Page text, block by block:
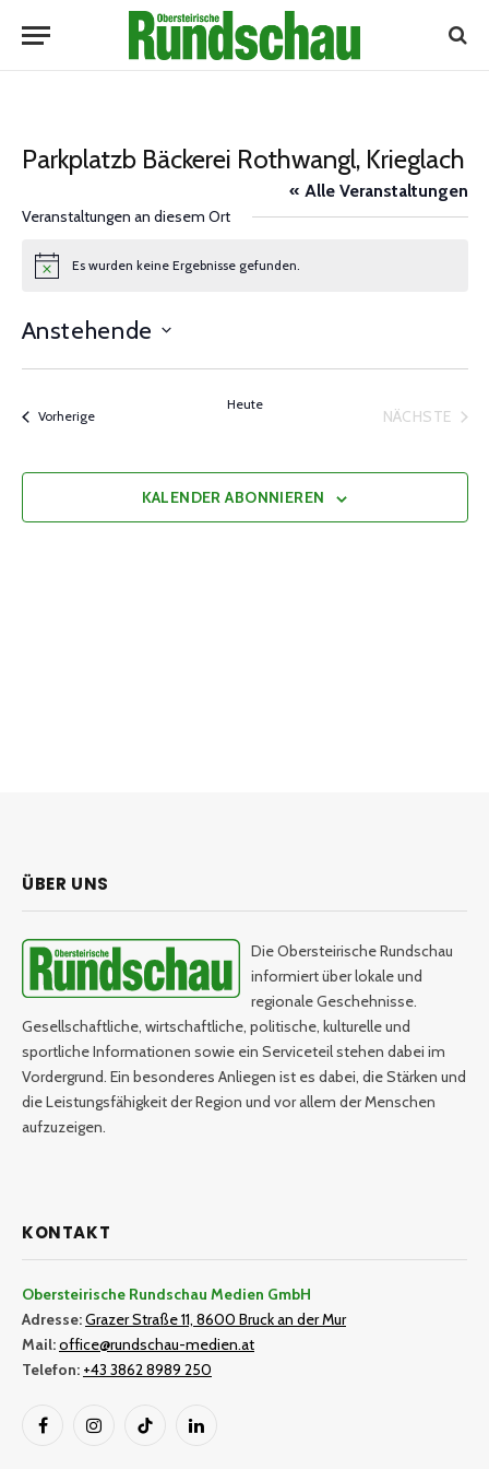
Parkplatzb Bäckerei Rothwangl, Krieglach
« Alle Veranstaltungen
Veranstaltungen an diesem Ort
Notice Es wurden keine Ergebnisse gefunden.
Anstehende
VorherigeVeranstaltungen
Heute
NÄCHSTE
KALENDER ABONNIEREN
ÜBER UNS
Die Obersteirische Rundschau
informiert über lokale und
regionale Geschehnisse.
Gesellschaftliche, wirtschaftliche, politische, kulturelle und
sportliche Informationen sowie ein Serviceteil stehen dabei im
Vordergrund. Ein besonderes Anliegen ist es dabei, die Stärken und
die Leistungsfähigkeit der Region und vor allem der Menschen
aufzuzeigen.
KONTAKT
Obersteirische Rundschau Medien GmbH
Adresse:Grazer Straße 11, 8600 Bruck an der Mur
Mail:office@rundschau-medien.at
Telefon: +43 3862 8989 250
FacebookInstagramTikTok LinkedIn